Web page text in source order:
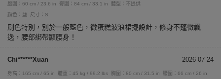
腰圍：60 cm / 23.6 in
臀圍：84 cm / 33.1 in
體型：不提供
顏色：藍
尺寸：S
刷色特別，別於一般藍色，微蛋糕波浪裙擺設計，修身不蓬微飄
逸，腰部綁帶顯腰身！
Chi******Xuan 2026-07-24
身高：165 cm / 65 in 體重：45 kg / 99.2 lbs 胸圍：80 cm / 31.5 in
腰圍：66 cm / 26 in